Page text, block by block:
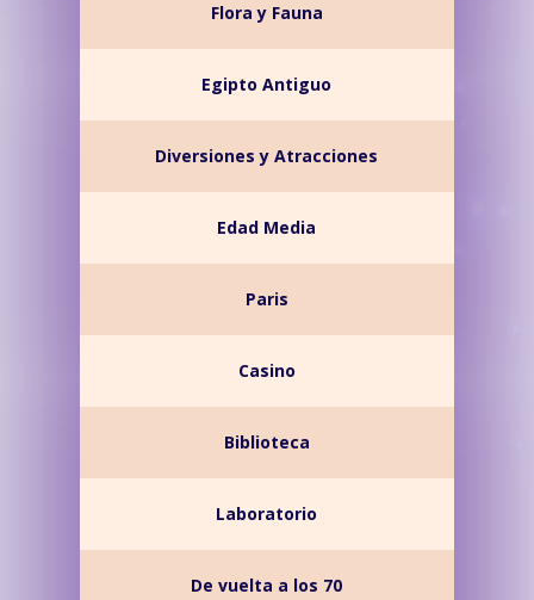
Flora y Fauna
Egipto Antiguo
Diversiones y Atracciones
Edad Media
Paris
Casino
Biblioteca
Laboratorio
De vuelta a los 70